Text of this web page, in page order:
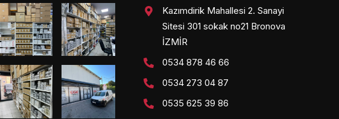
Kazımdirik Mahallesi 2. Sanayi
Sitesi 301 sokak no21 Bronova
İZMİR
0534 878 46 66
0534 273 04 87
0535 625 39 86